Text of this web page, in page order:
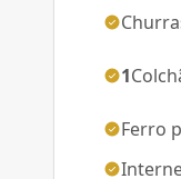
1
Ferro